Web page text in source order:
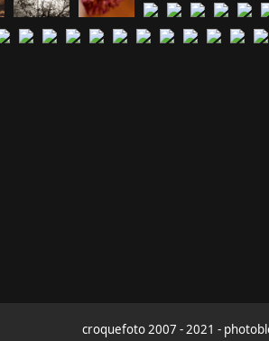
croquefoto 2007 - 2021 -